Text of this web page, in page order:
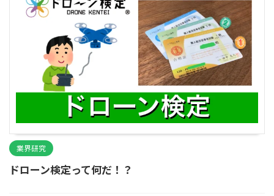
業界研究
ドローン検定って何だ！？